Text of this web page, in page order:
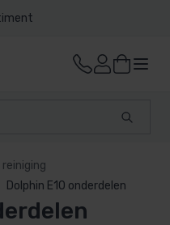
Dolphin E10 onderdelen